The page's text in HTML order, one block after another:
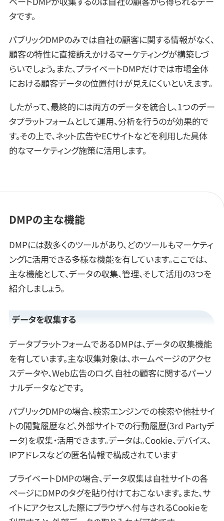
タです。
パブリックDMPのみでは自社の顧客に関する情報がなく、
顧客の特性に直接訴えかけるマーケティングが構築しづ
らいでしょう。また、プライベートDMPだけでは市場全体
における顧客データの位置付けが見えにくいといえます。
したがって、最終的には両方のデータを統合し、1つのデー
タプラットフォームとして運用、分析を行うのが効果的で
す。その上で、ネット広告やECサイトなどを利用した具体
的なマーケティング施策に活用します。
DMPの主な機能
DMPには数多くのツールがあり、どのツールもマーケティ
ングに活用できる多様な機能を有しています。ここでは、
主な機能として、データの収集、管理、そして活用の3つを
紹介しましょう。
データを収集する
データプラットフォームであるDMPは、データの収集機能
を有しています。主な収集対象は、ホームページのアクセ
スデータや、Web広告のログ、自社の顧客に関するパーソ
ナルデータなどです。
パブリックDMPの場合、検索エンジンでの検索や他社サイ
トの閲覧履歴など、外部サイトでの行動履歴(3rd Partyデ
ータ)を収集・活用できます。データは。Cookie、デバイス、
IPアドレスなどの匿名情報で構成されています
プライベートDMPの場合、データ収集は自社サイトの各
ページにDMPのタグを貼り付けておこないます。また、サ
イトにアクセスした際にブラウザへ付与されるCookieを